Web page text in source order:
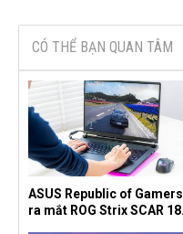
CÓ THỂ BẠN QUAN TÂM
ASUS Republic of Gamers
ra mắt ROG Strix SCAR 18